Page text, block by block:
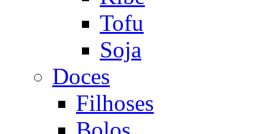
Tofu
Soja
Doces
Filhoses